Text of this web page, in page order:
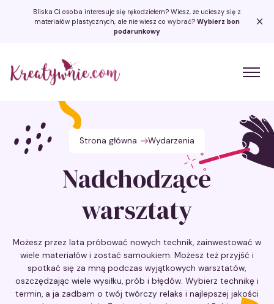
Bliska Ci osoba interesuje się rękodziełem? Wiesz, że ucieszy się z
materiałów plastycznych, ale nie wiesz co wybrać? Wybierz bon
podarunkowy
Kreatywnie.com
Strona główna Wydarzenia
Nadchodzące
warsztaty
Możesz przez lata próbować nowych technik, zainwestować w
wiele materiałów i zostać samoukiem. Możesz też przyjść i
spotkać się za mną podczas wyjątkowych warsztatów,
oszczędzając wiele wysiłku, prób i błędów. Wybierz technikę i
termin, a ja zadbam o twój twórczy relaks i najlepszej jakości